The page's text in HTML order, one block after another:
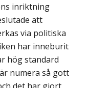
inriktning
att
via politiska
har inneburit
hög standard
numera så gott